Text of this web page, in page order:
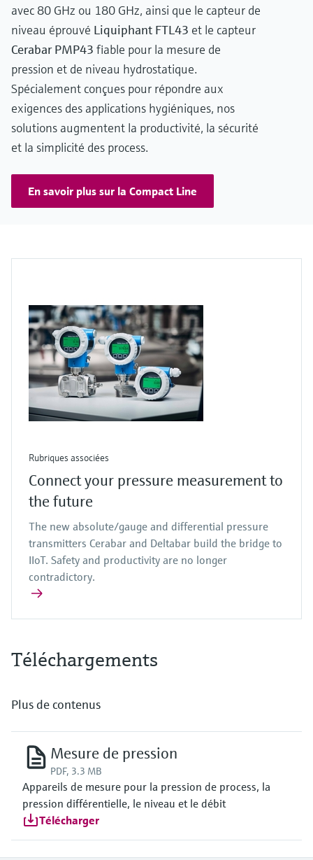
avec 80 GHz ou 180 GHz, ainsi que le capteur de
niveau éprouvé Liquiphant FTL43 et le capteur
Cerabar PMP43 fiable pour la mesure de
pression et de niveau hydrostatique.
Spécialement conçues pour répondre aux
exigences des applications hygiéniques, nos
solutions augmentent la productivité, la sécurité
et la simplicité des process.
En savoir plus sur la Compact Line
Rubriques associées
Connect your pressure measurement to
the future
The new absolute/gauge and differential pressure
transmitters Cerabar and Deltabar build the bridge to
IIoT. Safety and productivity are no longer
contradictory.
Téléchargements
Plus de contenus
Mesure de pression
PDF, 3.3 MB
Appareils de mesure pour la pression de process, la
pression différentielle, le niveau et le débit
Télécharger